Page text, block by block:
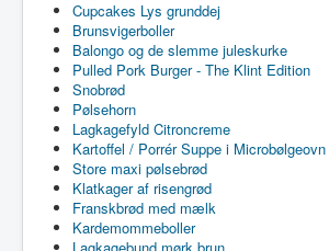
Cupcakes Lys grunddej
Brunsvigerboller
Balongo og de slemme juleskurke
Pulled Pork Burger - The Klint Edition
Snobrød
Pølsehorn
Lagkagefyld Citroncreme
Kartoffel / Porrér Suppe i Microbølgeovn
Store maxi pølsebrød
Klatkager af risengrød
Franskbrød med mælk
Kardemommeboller